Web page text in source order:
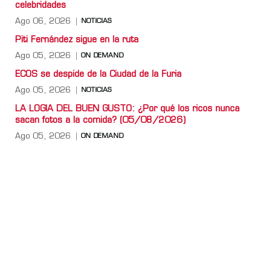
celebridades
Ago 06, 2026 NOTICIAS
Piti Fernández sigue en la ruta
Ago 05, 2026 ON DEMAND
ECOS se despide de la Ciudad de la Furia
Ago 05, 2026 NOTICIAS
LA LOGIA DEL BUEN GUSTO: ¿Por qué los ricos nunca
sacan fotos a la comida? (05/08/2026)
Ago 05, 2026 ON DEMAND